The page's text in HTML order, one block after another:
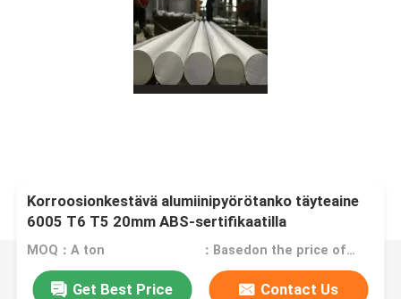
Korroosionkestävä alumiinipyörötanko täyteaine
6005 T6 T5 20mm ABS-sertifikaatilla
MOQ：A ton ：Basedon the price of the day
Get Best Price Contact Us